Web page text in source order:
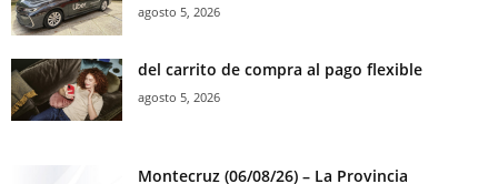
agosto 5, 2026
del carrito de compra al pago flexible
agosto 5, 2026
Montecruz (06/08/26) – La Provincia